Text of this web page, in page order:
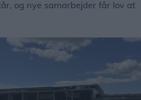
og nye samarbejder får lov at